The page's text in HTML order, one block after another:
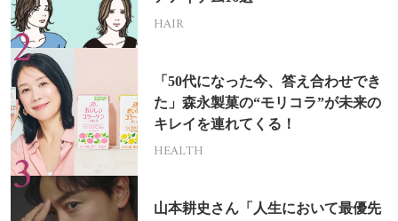
HAIR
「50代になった今、答え合わせでき
た」森永製菓の“モリコラ”が未来の
キレイを連れてくる！
HEALTH
山本耕史さん「人生において最優先